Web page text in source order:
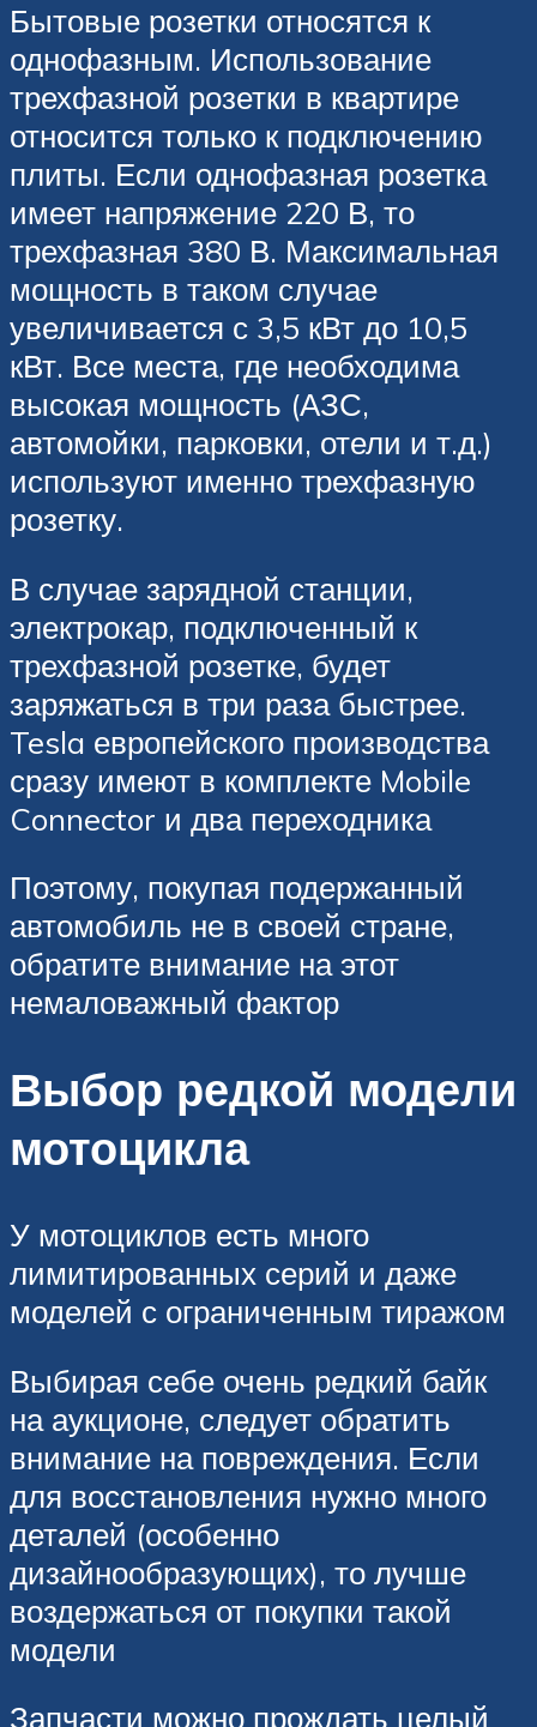
Бытовые розетки относятся к
однофазным. Использование
трехфазной розетки в квартире
относится только к подключению
плиты. Если однофазная розетка
имеет напряжение 220 В, то
трехфазная 380 В. Максимальная
мощность в таком случае
увеличивается с 3,5 кВт до 10,5
кВт. Все места, где необходима
высокая мощность (АЗС,
автомойки, парковки, отели и т.д.)
используют именно трехфазную
розетку.
В случае зарядной станции,
электрокар, подключенный к
трехфазной розетке, будет
заряжаться в три раза быстрее.
Tesla европейского производства
сразу имеют в комплекте Mobile
Connector и два переходника
Поэтому, покупая подержанный
автомобиль не в своей стране,
обратите внимание на этот
немаловажный фактор
Выбор редкой модели
мотоцикла
У мотоциклов есть много
лимитированных серий и даже
моделей с ограниченным тиражом
Выбирая себе очень редкий байк
на аукционе, следует обратить
внимание на повреждения. Если
для восстановления нужно много
деталей (особенно
дизайнообразующих), то лучше
воздержаться от покупки такой
модели
Запчасти можно прождать целый